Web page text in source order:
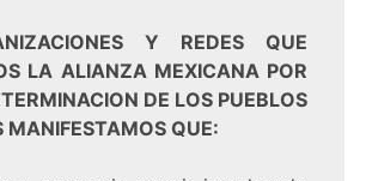
Y REDES QUE
LA ALIANZA MEXICANA POR
DE LOS PUEBLOS
MANIFESTAMOS QUE: